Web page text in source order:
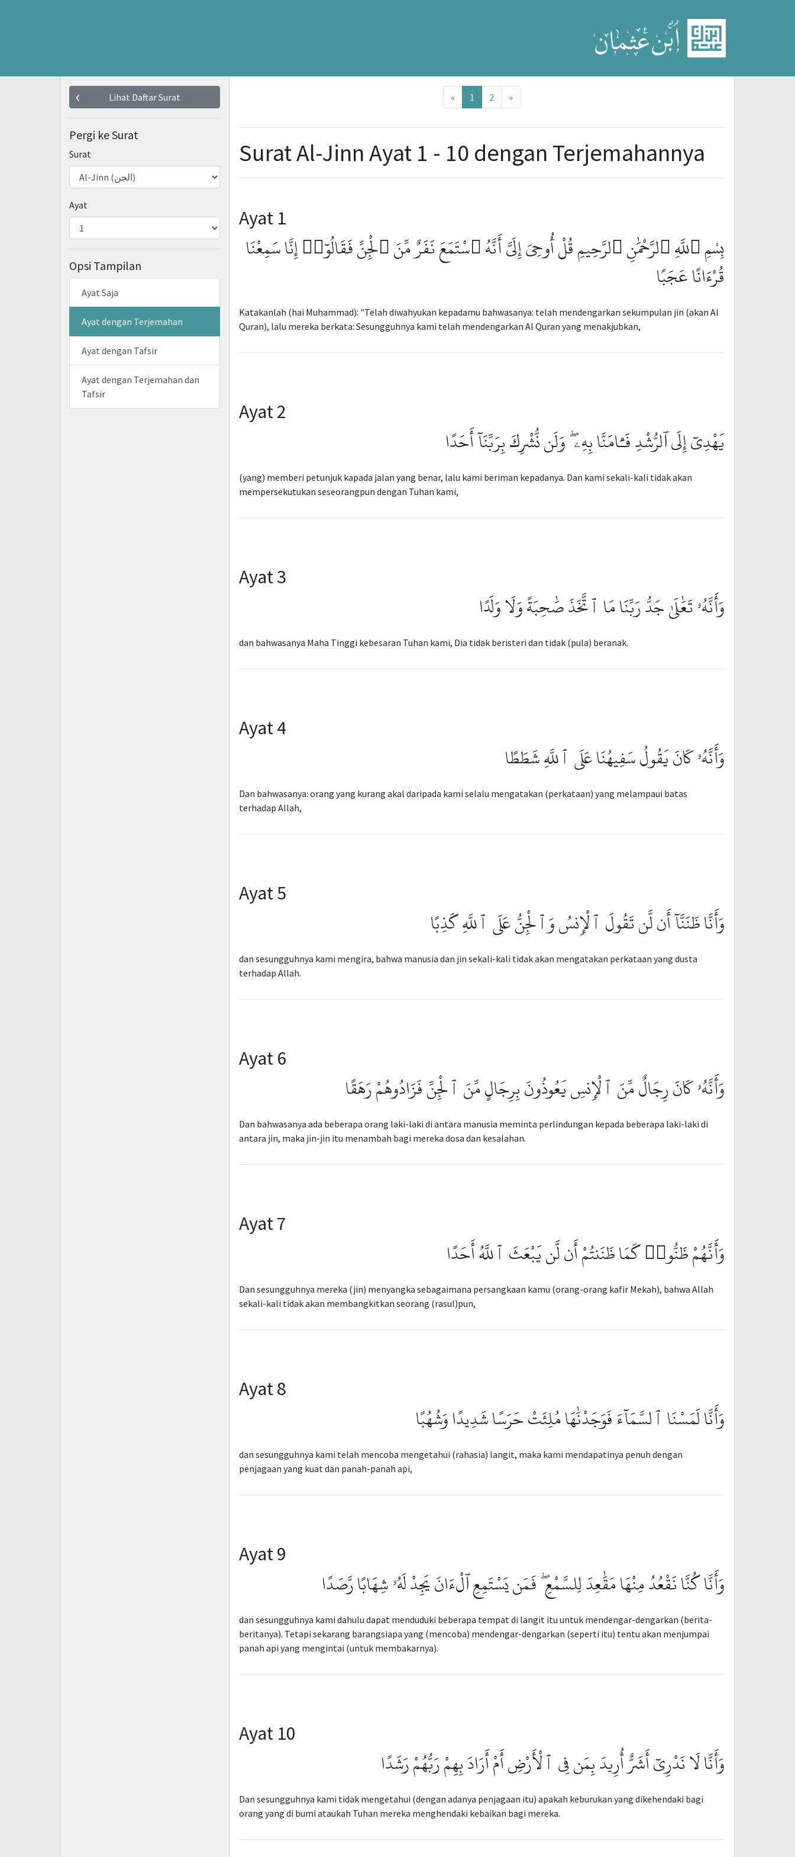
Lihat Daftar Surat
Pergi ke Surat
Surat
Ayat
Opsi Tampilan
Ayat Saja
Ayat dengan Terjemahan
Ayat dengan Tafsir
Ayat dengan Terjemahan dan
Tafsir
« Previous
1 2 »Next
Surat Al-Jinn Ayat 1 - 10 dengan Terjemahannya
Ayat 1
بِسْمِ ٱللَّهِ ٱلرَّحْمَٰنِ ٱلرَّحِيمِ قُلْ أُوحِىَ إِلَىَّ أَنَّهُ ٱسْتَمَعَ نَفَرٌ مِّنَ ٱلْجِنِّ فَقَالُوٓا۟ إِنَّا سَمِعْنَا
قُرْءَانًا عَجَبًا
Katakanlah (hai Muhammad): "Telah diwahyukan kepadamu bahwasanya: telah mendengarkan sekumpulan jin (akan Al
Quran), lalu mereka berkata: Sesungguhnya kami telah mendengarkan Al Quran yang menakjubkan,
Ayat 2
يَهْدِىٓ إِلَى ٱلرُّشْدِ فَـَٔامَنَّا بِهِۦ ۖ وَلَن نُّشْرِكَ بِرَبِّنَآ أَحَدًا
(yang) memberi petunjuk kapada jalan yang benar, lalu kami beriman kepadanya. Dan kami sekali-kali tidak akan
mempersekutukan seseorangpun dengan Tuhan kami,
Ayat 3
وَأَنَّهُۥ تَعَٰلَىٰ جَدُّ رَبِّنَا مَا ٱتَّخَذَ صَٰحِبَةً وَلَا وَلَدًا
dan bahwasanya Maha Tinggi kebesaran Tuhan kami, Dia tidak beristeri dan tidak (pula) beranak.
Ayat 4
وَأَنَّهُۥ كَانَ يَقُولُ سَفِيهُنَا عَلَى ٱللَّهِ شَطَطًا
Dan bahwasanya: orang yang kurang akal daripada kami selalu mengatakan (perkataan) yang melampaui batas
terhadap Allah,
Ayat 5
وَأَنَّا ظَنَنَّآ أَن لَّن تَقُولَ ٱلْإِنسُ وَٱلْجِنُّ عَلَى ٱللَّهِ كَذِبًا
dan sesungguhnya kami mengira, bahwa manusia dan jin sekali-kali tidak akan mengatakan perkataan yang dusta
terhadap Allah.
Ayat 6
وَأَنَّهُۥ كَانَ رِجَالٌ مِّنَ ٱلْإِنسِ يَعُوذُونَ بِرِجَالٍ مِّنَ ٱلْجِنِّ فَزَادُوهُمْ رَهَقًا
Dan bahwasanya ada beberapa orang laki-laki di antara manusia meminta perlindungan kepada beberapa laki-laki di
antara jin, maka jin-jin itu menambah bagi mereka dosa dan kesalahan.
Ayat 7
وَأَنَّهُمْ ظَنُّوا۟ كَمَا ظَنَنتُمْ أَن لَّن يَبْعَثَ ٱللَّهُ أَحَدًا
Dan sesungguhnya mereka (jin) menyangka sebagaimana persangkaan kamu (orang-orang kafir Mekah), bahwa Allah
sekali-kali tidak akan membangkitkan seorang (rasul)pun,
Ayat 8
وَأَنَّا لَمَسْنَا ٱلسَّمَآءَ فَوَجَدْنَٰهَا مُلِئَتْ حَرَسًا شَدِيدًا وَشُهُبًا
dan sesungguhnya kami telah mencoba mengetahui (rahasia) langit, maka kami mendapatinya penuh dengan
penjagaan yang kuat dan panah-panah api,
Ayat 9
وَأَنَّا كُنَّا نَقْعُدُ مِنْهَا مَقَٰعِدَ لِلسَّمْعِ ۖ فَمَن يَسْتَمِعِ ٱلْءَانَ يَجِدْ لَهُۥ شِهَابًا رَّصَدًا
dan sesungguhnya kami dahulu dapat menduduki beberapa tempat di langit itu untuk mendengar-dengarkan (berita-
beritanya). Tetapi sekarang barangsiapa yang (mencoba) mendengar-dengarkan (seperti itu) tentu akan menjumpai
panah api yang mengintai (untuk membakarnya).
Ayat 10
وَأَنَّا لَا نَدْرِىٓ أَشَرٌّ أُرِيدَ بِمَن فِى ٱلْأَرْضِ أَمْ أَرَادَ بِهِمْ رَبُّهُمْ رَشَدًا
Dan sesungguhnya kami tidak mengetahui (dengan adanya penjagaan itu) apakah keburukan yang dikehendaki bagi
orang yang di bumi ataukah Tuhan mereka menghendaki kebaikan bagi mereka.